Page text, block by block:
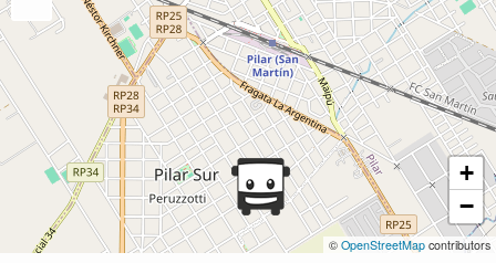
+
−
© OpenStreetMap contributors